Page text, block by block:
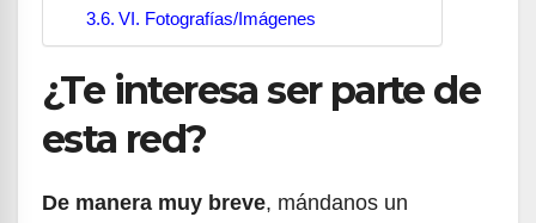
VI. Fotografías/Imágenes
¿Te interesa ser parte de
esta red?
De manera muy breve, mándanos un